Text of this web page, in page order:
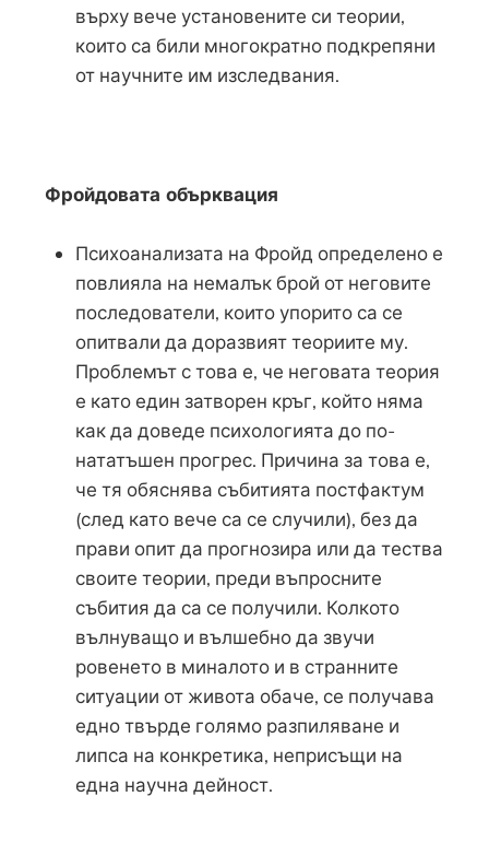
върху вече установените си теории,
които са били многократно подкрепяни
от научните им изследвания.
Фройдовата обърквация
Психоанализата на Фройд определено е
повлияла на немалък брой от неговите
последователи, които упорито са се
опитвали да доразвият теориите му.
Проблемът с това е, че неговата теория
е като един затворен кръг, който няма
как да доведе психологията до по-
нататъшен прогрес. Причина за това е,
че тя обяснява събитията постфактум
(след като вече са се случили), без да
прави опит да прогнозира или да тества
своите теории, преди въпросните
събития да са се получили. Колкото
вълнуващо и вълшебно да звучи
ровенето в миналото и в странните
ситуации от живота обаче, се получава
едно твърде голямо разпиляване и
липса на конкретика, неприсъщи на
една научна дейност.